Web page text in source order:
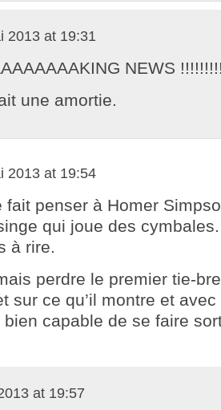
2013 at 19:31
NEWS
une amortie.
2013 at 19:54
fait penser à Homer
qui joue des cymbales.
à rire.
perdre le premier tie-
sur ce qu’il montre et avec
capable de se faire
at 19:57